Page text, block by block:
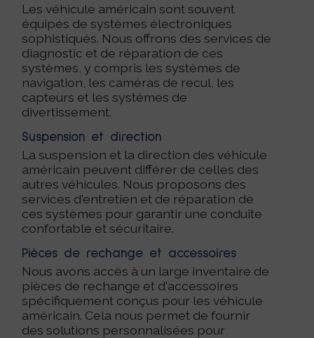
Les véhicule américain sont souvent
équipés de systèmes électroniques
sophistiqués. Nous offrons des services de
diagnostic et de réparation de ces
systèmes, y compris les systèmes de
navigation, les caméras de recul, les
capteurs et les systèmes de
divertissement.
Suspension et direction
La suspension et la direction des véhicule
américain peuvent différer de celles des
autres véhicules. Nous proposons des
services d'entretien et de réparation de
ces systèmes pour garantir une conduite
confortable et sécuritaire.
Pièces de rechange et accessoires
Nous avons accès à un large inventaire de
pièces de rechange et d'accessoires
spécifiquement conçus pour les véhicule
américain. Cela nous permet de fournir
des solutions personnalisées pour